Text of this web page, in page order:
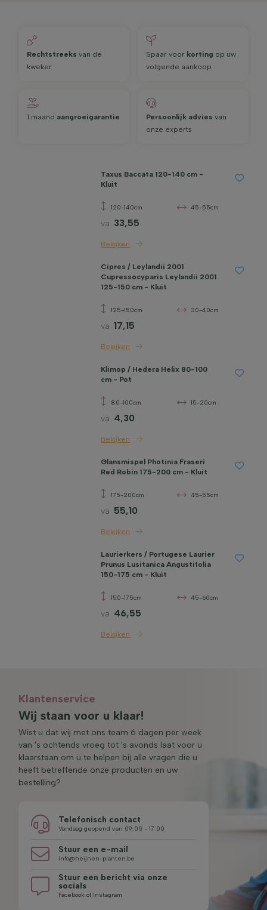
Rechtstreeks van de
kweker
Spaar voor korting op uw
volgende aankoop
1 maand aangroei­garantie Persoonlijk advies van
onze experts
Taxus Baccata 120-140 cm -
Kluit
120-140cm 45-55cm
va 33,55
Bekijken
Cipres / Leylandii 2001
Cupressocyparis Leylandii 2001
125-150 cm - Kluit
125-150cm 30-40cm
va 17,15
Bekijken
Klimop / Hedera Helix 80-100
cm - Pot
80-100cm 15-20cm
va 4,30
Bekijken
Glansmispel Photinia Fraseri
Red Robin 175-200 cm - Kluit
175-200cm 45-55cm
va 55,10
Bekijken
Laurierkers / Portugese Laurier
Prunus Lusitanica Angustifolia
150-175 cm - Kluit
150-175cm 45-60cm
va 46,55
Bekijken
Klantenservice
Wij staan voor u klaar!
Wist u dat wij met ons team 6 dagen per week
van 's ochtends vroeg tot 's avonds laat voor u
klaarstaan om u te helpen bij alle vragen die u
heeft betreffende onze producten en uw
bestelling?
Telefonisch contact
Vandaag geopend van 09:00 - 17:00
Stuur een e-mail
info@heijnen-planten.be
Stuur een bericht via onze
socials
Facebook of Instagram